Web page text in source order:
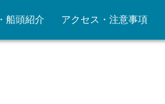
船頭紹介 アクセス・注意事項